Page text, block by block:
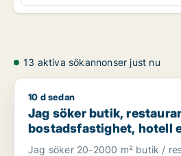
13 aktiva sökannonser just nu
Jag söker butik,
10 d sedan
Jag söker butik,
bostadsfastighet, hotell
salu i Stockholms län
Jag söker 20-2000 m² butik /